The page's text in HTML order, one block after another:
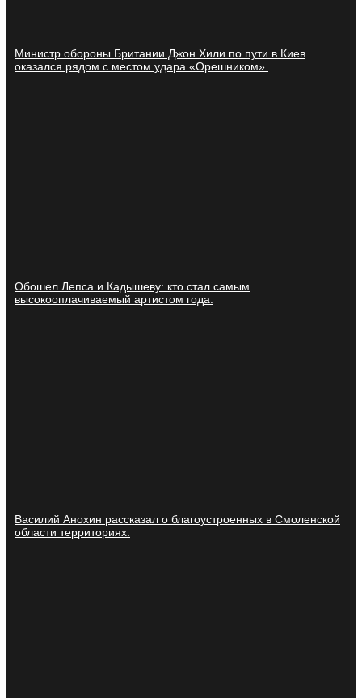
Министр обороны Британии Джон Хили по пути в Киев
оказался рядом с местом удара «Орешником».
Обошел Лепса и Кадышеву: кто стал самым
высокооплачиваемый артистом года.
Василий Анохин рассказал о благоустроенных в Смоленской
области территориях.